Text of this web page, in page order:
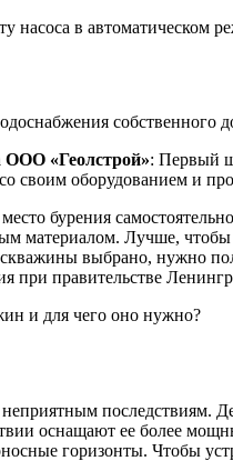
насоса в автоматическом
собственного
ООО «Геолстрой»: Первый
своим оборудованием и
бурения
материалом. Лучше,
выбрано, нужно
при правительстве
и для чего оно нужно?
последствиям.
оснащают ее более
горизонты. Чтобы